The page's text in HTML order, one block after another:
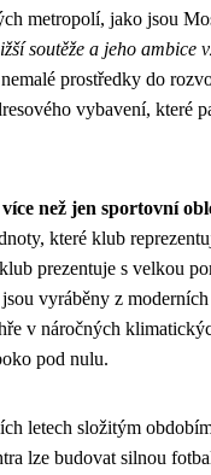
metropolí, jako jsou
soutěže a jeho ambice
prostředky do
vybavení, které
než jen sportovní
které klub
prezentuje s velkou
vyráběny z
v náročných
pod nulu.
letech složitým
lze budovat silnou